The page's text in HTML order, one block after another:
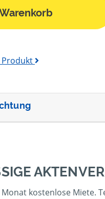
Produkt
kostenlose Miete.